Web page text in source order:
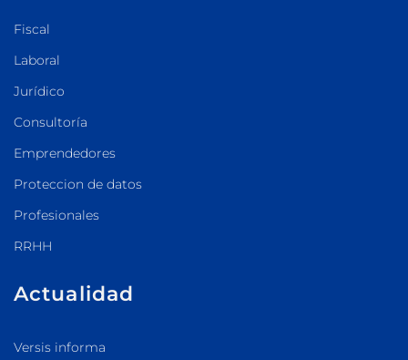
Fiscal
Laboral
Jurídico
Consultoría
Emprendedores
Proteccion de datos
Profesionales
RRHH
Actualidad
Versis informa